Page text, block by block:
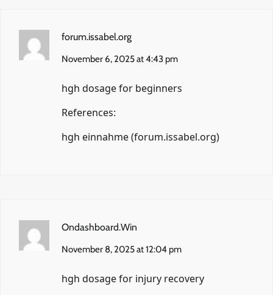
forum.issabel.org
November 6, 2025 at 4:43 pm
hgh dosage for beginners
References:
hgh einnahme (forum.issabel.org)
Ondashboard.Win
November 8, 2025 at 12:04 pm
hgh dosage for injury recovery